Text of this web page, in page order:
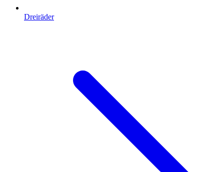
Dreiräder